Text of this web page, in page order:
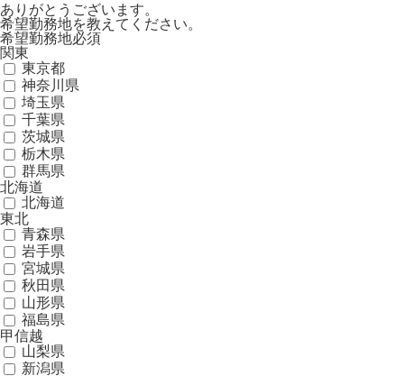
ありがとうございます。
希望勤務地を教えてください。
希望勤務地必須
関東
東京都
神奈川県
埼玉県
千葉県
茨城県
栃木県
群馬県
北海道
北海道
東北
青森県
岩手県
宮城県
秋田県
山形県
福島県
甲信越
山梨県
新潟県